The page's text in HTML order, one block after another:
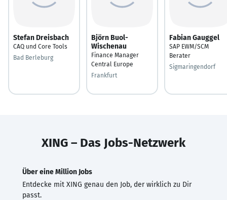
Stefan Dreisbach
CAQ und Core Tools
Bad Berleburg
Björn Buol-
Wischenau
Finance Manager
Central Europe
Frankfurt
Fabian Gauggel
SAP EWM/SCM
Berater
Sigmaringendorf
XING – Das Jobs-Netzwerk
Über eine Million Jobs
Entdecke mit XING genau den Job, der wirklich zu Dir
passt.